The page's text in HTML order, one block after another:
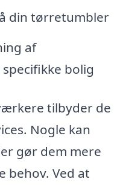
din tørretumbler
af
bolig
tilbyder de
Nogle kan
gør dem mere
behov. Ved at